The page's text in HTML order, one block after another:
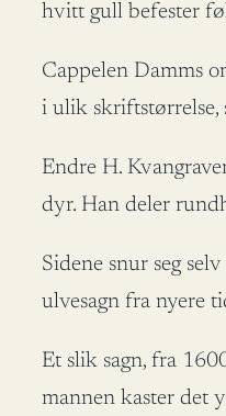
hvitt gull befester
Cappelen Damms
i ulik skriftstørrelse,
Endre H.
dyr. Han deler
Sidene snur seg
ulvesagn fra nyere
Et slik sagn, fra
mannen kaster det